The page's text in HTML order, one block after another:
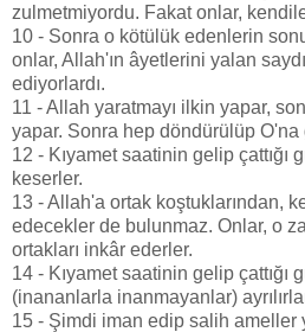
zulmetmiyordu. Fakat onlar,
10 - Sonra o kötülük edenlerin
onlar, Allah'ın âyetlerini yalan
ediyorlardı.
11 - Allah yaratmayı ilkin yapar,
yapar. Sonra hep döndürülüp
12 - Kıyamet saatinin gelip çattığı
keserler.
13 - Allah'a ortak koştuklarından,
edecekler de bulunmaz. Onlar, o
ortakları inkâr ederler.
14 - Kıyamet saatinin gelip çattığı
(inananlarla inanmayanlar)
15 - Şimdi iman edip salih ameller